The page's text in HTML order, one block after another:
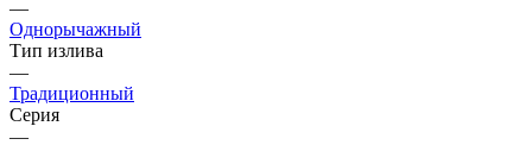
—
Однорычажный
Тип излива
—
Традиционный
Серия
—